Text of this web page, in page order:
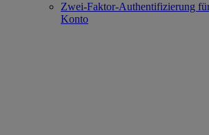
Zwei-Faktor-Authentifizierung
Konto